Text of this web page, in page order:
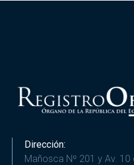
Dirección:
Mañosca Nº 201 y Av.